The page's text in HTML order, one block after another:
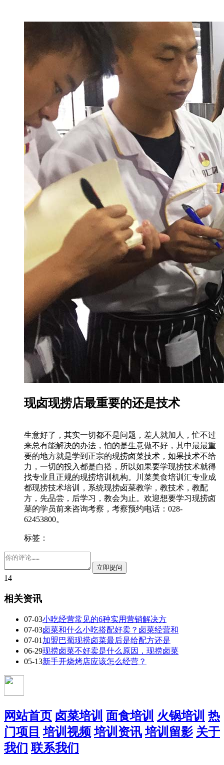
现卤现捞店最重要的还是技术
生意好了，其实一切都不是问题，差人就加人，忙不过
来总有能解决的办法，怕的是生意做不好，其中最最重
要的地方就是学到正宗的现捞卤菜技术，如果技术不给
力，一切的投入都是白搭，所以如果要学现捞技术就得
找专业且正规的现捞培训机构。川菜美食培训汇专业成
都现捞技术培训，系统现捞卤菜教学，教技术，教配
方，先品尝，后学习，教会为止。欢迎想要学习现捞卤
菜的学员前来咨询考察，考察预约电话：028-
62453800。
标签：
14
相关资讯
07-03小吃经营常见的6种实用营销解决方
07-03卤菜和什么小吃搭配好卖？卤菜经营和
07-01 加盟巴蜀现捞卤菜最后是给配方还是
06-29现捞卤菜不好卖是什么原因，现捞卤菜
05-13新手开烧烤店应该怎么经营？
网站首页 卤菜培训 面食培训 火锅培训 热
门项目 培训视频 培训资讯 培训留影 关于
我们 联系我们